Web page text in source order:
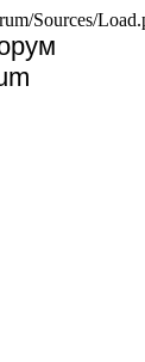
Sources/